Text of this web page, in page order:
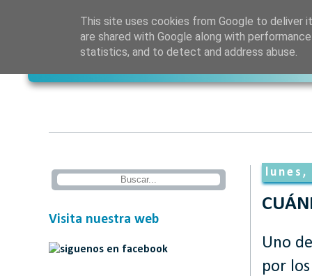
Uno
por
Visita nuestra web
This site uses cookies from Google to deliver
are shared with Google along with
statistics, and to detect and address abuse.